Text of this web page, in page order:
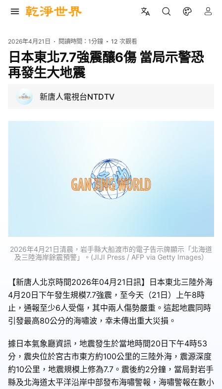
2026年4月21日 閱讀時間：1分鐘 12 次觀看
日本東北7.7強震釀6傷 當局示警恐
再發生大地震
新唐人電視台NTDTV
2026年4月21日清晨，岩手縣大船渡市的電子告示牌顯示「北海道
及三陸海岸餘震預警」。(JIJI Press / AFP via Getty Images）
【新唐人北京時間2026年04月21日訊】日本東北三陸外海
4月20日下午發生規模7.7強震，至今天（21日）上午8時
止，通報至少6人受傷，其中兩人傷勢嚴重。這起地震同時
引發最高80公分的海嘯波，幸未傳出重大災損。
據日本氣象廳資訊，地震發生於當地時間20日下午4時53
分，震央位於宮古市東方約100公里的三陸外海，震源深度
約10公里，地震規模上修為7.7。震後約2分鐘，當局對岩手
縣及北海道太平洋沿岸中部發布海嘯警報，海嘯警報在數小